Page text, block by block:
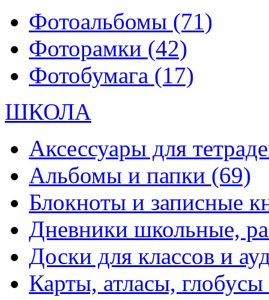
Фотоальбомы (71)
Фоторамки (42)
Фотобумага (17)
ШКОЛА
Аксессуары для
Альбомы и папки (69)
Блокноты и записные
Дневники школьные,
Доски для классов и
Карты, атласы, глобусы